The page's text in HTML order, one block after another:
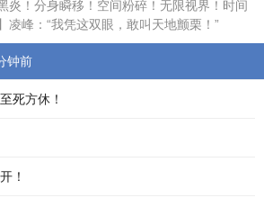
炎！分身瞬移！空间粉碎！无限视界！时间
峰：“我凭这双眼，敢叫天地颤栗！”
钟前
死方休！
！